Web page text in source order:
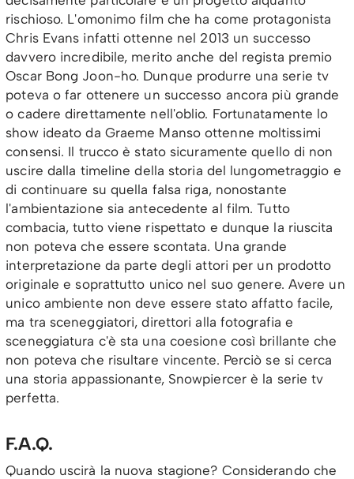
rischioso. L'omonimo film che ha come protagonista
Chris Evans infatti ottenne nel 2013 un successo
davvero incredibile, merito anche del regista premio
Oscar Bong Joon-ho. Dunque produrre una serie tv
poteva o far ottenere un successo ancora più grande
o cadere direttamente nell'oblio. Fortunatamente lo
show ideato da Graeme Manso ottenne moltissimi
consensi. Il trucco è stato sicuramente quello di non
uscire dalla timeline della storia del lungometraggio e
di continuare su quella falsa riga, nonostante
l'ambientazione sia antecedente al film. Tutto
combacia, tutto viene rispettato e dunque la riuscita
non poteva che essere scontata. Una grande
interpretazione da parte degli attori per un prodotto
originale e soprattutto unico nel suo genere. Avere un
unico ambiente non deve essere stato affatto facile,
ma tra sceneggiatori, direttori alla fotografia e
sceneggiatura c'è sta una coesione così brillante che
non poteva che risultare vincente. Perciò se si cerca
una storia appassionante, Snowpiercer è la serie tv
perfetta.
F.A.Q.
Quando uscirà la nuova stagione? Considerando che